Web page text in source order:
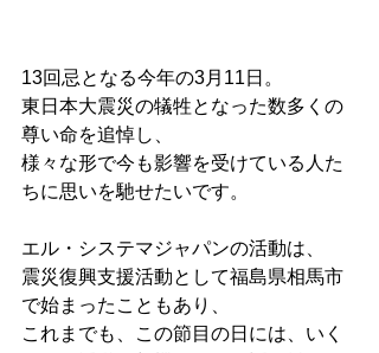
13回忌となる今年の3月11日。
東日本大震災の犠牲となった数多くの
尊い命を追悼し、
様々な形で今も影響を受けている人た
ちに思いを馳せたいです。
エル・システマジャパンの活動は、
震災復興支援活動として福島県相馬市
で始まったこともあり、
これまでも、この節目の日には、いく